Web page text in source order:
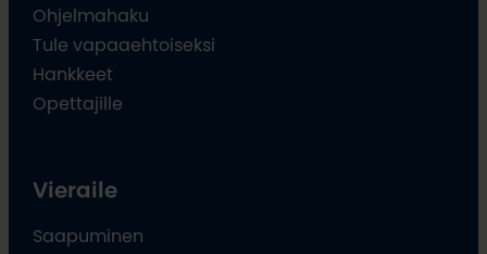
Ohjelmahaku
Tule vapaaehtoiseksi
Hankkeet
Opettajille
Vieraile
Saapuminen